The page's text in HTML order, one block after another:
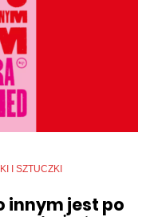
I SZTUCZKI
innym jest po